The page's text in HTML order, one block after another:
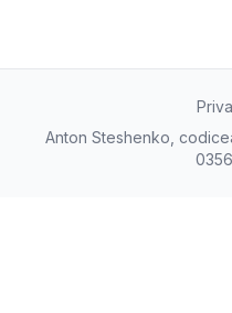
Anton Steshenko,